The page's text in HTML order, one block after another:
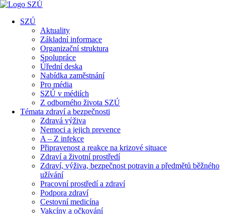
SZÚ
Aktuality
Základní informace
Organizační struktura
Spolupráce
Úřední deska
Nabídka zaměstnání
Pro média
SZÚ v médiích
Z odborného života SZÚ
Témata zdraví a bezpečnosti
Zdravá výživa
Nemoci a jejich prevence
A – Z infekce
Připravenost a reakce na krizové situace
Zdraví a životní prostředí
Zdraví, výživa, bezpečnost potravin a předmětů běžného
užívání
Pracovní prostředí a zdraví
Podpora zdraví
Cestovní medicína
Vakcíny a očkování